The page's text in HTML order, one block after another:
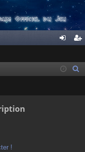
ne cri
!